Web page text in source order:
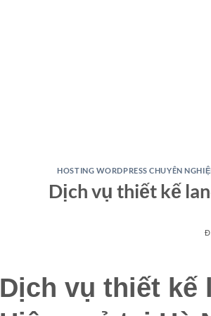
HOSTING WORDPRESS CHUYÊN
Dịch vụ thiết kế
Dịch vụ thiết kế